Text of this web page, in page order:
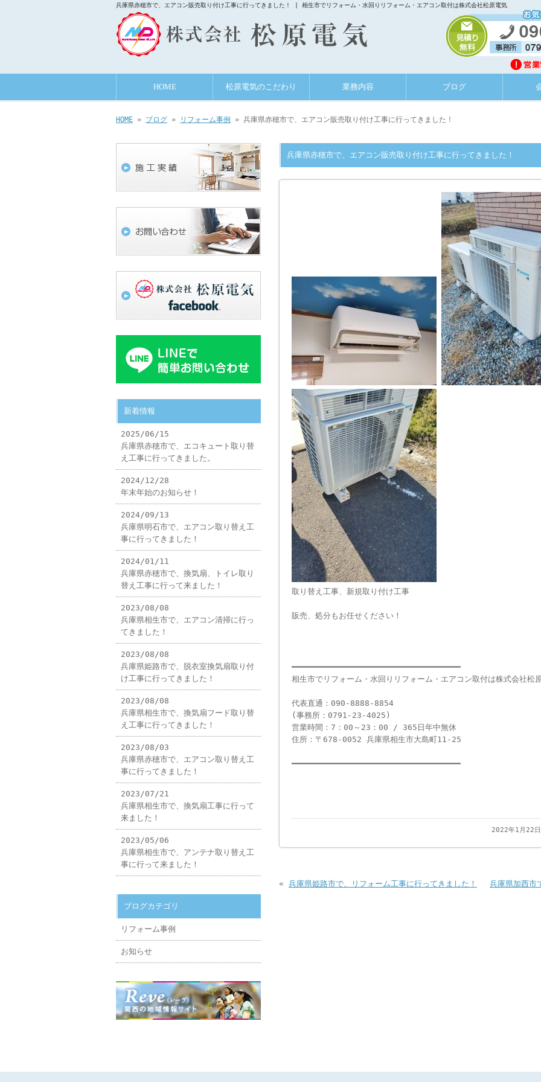
兵庫県赤穂市で、エアコン販売取り付け工事に行ってきました！ | 相生市でリフォーム・水回りリフォーム・エアコン取付は株式会社松原電気
HOME 松原電気のこだわり 業務内容 ブログ
HOME » ブログ » リフォーム事例 » 兵庫県赤穂市で、エアコン販売取り付け工事に行ってきました！
兵庫県赤穂市で、エアコン販売取り付け工事に行ってきました！
取り替え工事、新規取り付け工事
販売、処分もお任せください！
━━━━━━━━━━━━━━━━━━━━━━━━━━━━━━━━━━━
相生市でリフォーム・水回りリフォーム・エアコン取付は株式会社松
代表直通：090-8888-8854
(事務所：0791-23-4025)
営業時間：7：00～23：00 / 365日年中無休
住所：〒678-0052 兵庫県相生市大島町11-25
━━━━━━━━━━━━━━━━━━━━━━━━━━━━━━━━━━━
2022年1月22
« 兵庫県姫路市で、リフォーム工事に行ってきました！ 兵庫県加西市
新着情報
2025/06/15
兵庫県赤穂市で、エコキュート取り替
え工事に行ってきました。
2024/12/28
年末年始のお知らせ！
2024/09/13
兵庫県明石市で、エアコン取り替え工
事に行ってきました！
2024/01/11
兵庫県赤穂市で、換気扇、トイレ取り
替え工事に行って来ました！
2023/08/08
兵庫県相生市で、エアコン清掃に行っ
てきました！
2023/08/08
兵庫県姫路市で、脱衣室換気扇取り付
け工事に行ってきました！
2023/08/08
兵庫県相生市で、換気扇フード取り替
え工事に行ってきました！
2023/08/03
兵庫県赤穂市で、エアコン取り替え工
事に行ってきました！
2023/07/21
兵庫県相生市で、換気扇工事に行って
来ました！
2023/05/06
兵庫県相生市で、アンテナ取り替え工
事に行って来ました！
ブログカテゴリ
リフォーム事例
お知らせ